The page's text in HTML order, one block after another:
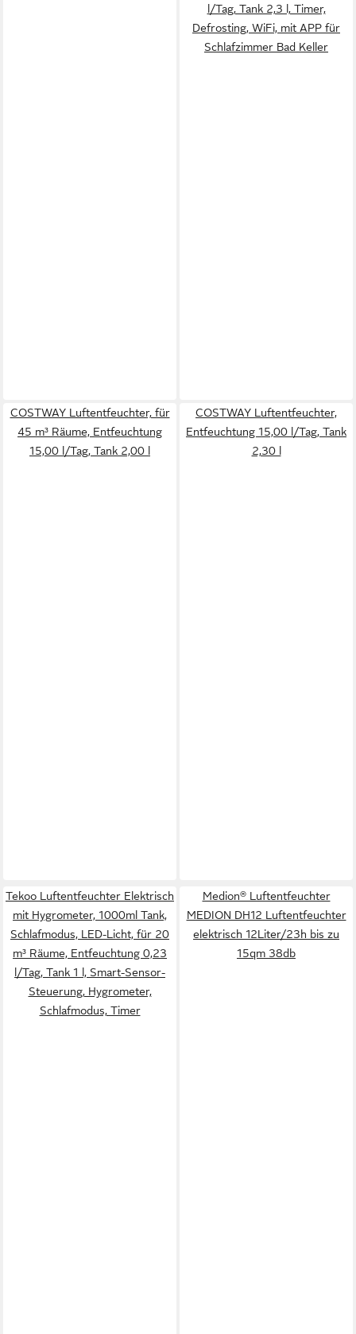
l/Tag, Tank 2,3 l, Timer,
Defrosting, WiFi, mit APP für
Schlafzimmer Bad Keller
COSTWAY Luftentfeuchter, für
45 m³ Räume, Entfeuchtung
15,00 l/Tag, Tank 2,00 l
COSTWAY Luftentfeuchter,
Entfeuchtung 15,00 l/Tag, Tank
2,30 l
Tekoo Luftentfeuchter Elektrisch
mit Hygrometer, 1000ml Tank,
Schlafmodus, LED-Licht, für 20
m³ Räume, Entfeuchtung 0,23
l/Tag, Tank 1 l, Smart-Sensor-
Steuerung, Hygrometer,
Schlafmodus, Timer
Medion® Luftentfeuchter
MEDION DH12 Luftentfeuchter
elektrisch 12Liter/23h bis zu
15qm 38db